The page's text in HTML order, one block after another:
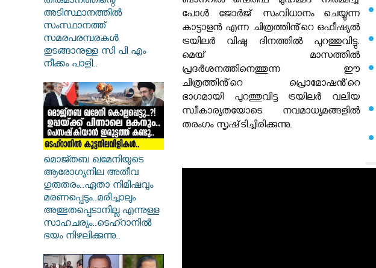
അടിസ്ഥാനത്തിൽ
സംസ്ഥാനത്ത്
സമരപരമ്പരകൾ
തുടങ്ങാനുള്ള സി പി എം
നീക്കം പാളി..
മൊജ്തബ ഖമേനിയുടെ
ആരോഗ്യനില അതീവ
ഗുരുതരം..ഏതാ നിമിഷവും
മരണപ്പെടും..മരിച്ചാലും
അത്ഭുതപ്പെടാനില്ല എന്നുള്ള
സാഹചര്യം..ടെഹ്റാനിൽ
ഭയം നിഴലിക്കുന്നു..
പോൾ ജോർജ് സംവിധാനം ചെയ്യുന്ന
കാട്ടാളൻ എന്ന ചിത്രത്തിൻ്റെ ഒഫീഷ്യൽ
ട്രയിലർ വിഷു ദിനത്തിൽ പുറത്തുവിട്ടു.
മെയ് മാസത്തിൽ
പ്രദർശനത്തിനെത്തുന്ന ഈ
ചിത്രത്തിൻ്റെ പ്രൊമോഷൻ്റെ
ഭാഗമായി പുറത്തുവിട്ട ട്രയിലർ വലിയ
സ്വീകാര്യതയോടെ നവമാധ്യമങ്ങളിൽ
തരംഗം സൃഷ്‌ടിച്ചിരിക്കുന്നു.